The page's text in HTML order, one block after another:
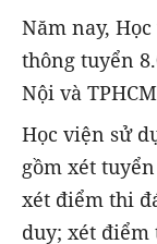
Năm nay,
thông tuyển
Nội và
Học viện sử
gồm xét
xét điểm thi
duy; xét điểm